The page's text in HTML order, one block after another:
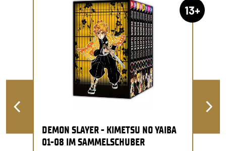
13+
DEMON SLAYER - KIMETSU NO YAIBA
01-08 IM SAMMELSCHUBER